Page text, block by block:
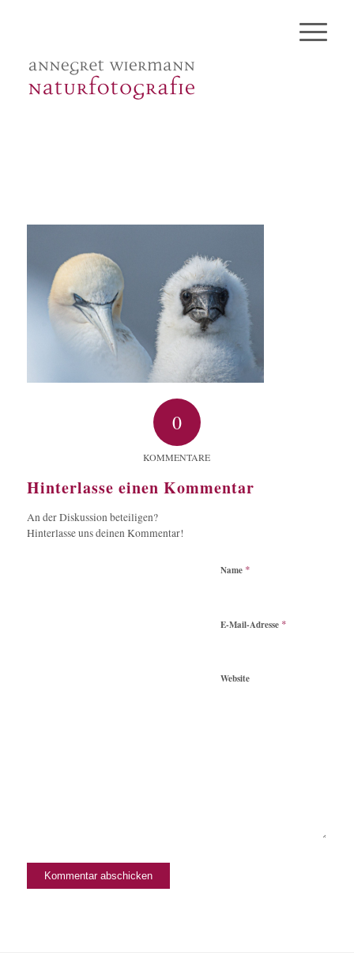
0
KOMMENTARE
Hinterlasse einen Kommentar
An der Diskussion beteiligen?
Hinterlasse uns deinen Kommentar!
Name *
E-Mail-Adresse *
Website